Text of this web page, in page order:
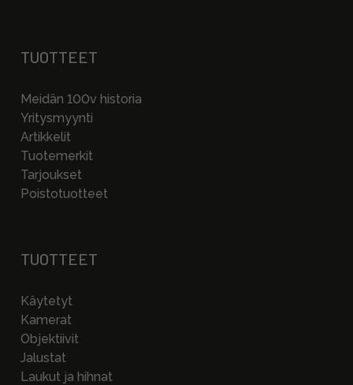
TUOTTEET
Meidän 100v historia
Yritysmyynti
Artikkelit
Tuotemerkit
Tarjoukset
Poistotuotteet
TUOTTEET
Käytetyt
Kamerat
Objektiivit
Jalustat
Laukut ja hihnat